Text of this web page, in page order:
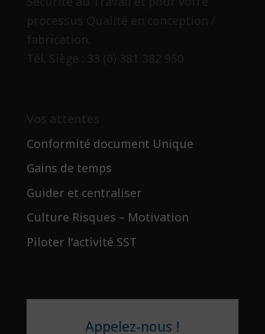
Conformité document Unique
Gains de temps
Guider et centraliser
Culture Risques – Motivation
Piloter l’activité SST
Appelez-nous !